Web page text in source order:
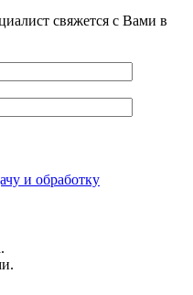
свяжется с Вами в
и обработку